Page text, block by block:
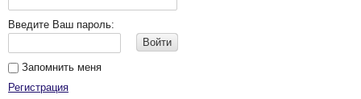
Введите Ваш пароль:
Войти
Запомнить меня
Регистрация